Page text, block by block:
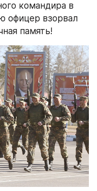
командира в
офицер взорвал
память!